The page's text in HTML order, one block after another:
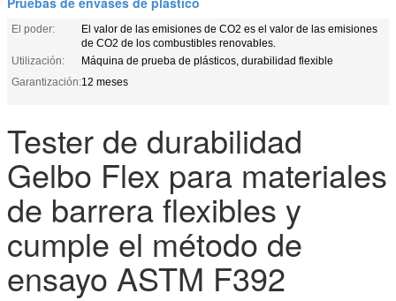
El poder:
El valor de las emisiones de CO2 es el valor de las emisiones
de CO2 de los combustibles renovables.
Utilización:
Máquina de prueba de plásticos, durabilidad flexible
Garantización:12 meses
Tester de durabilidad
Gelbo Flex para materiales
de barrera flexibles y
cumple el método de
ensayo ASTM F392